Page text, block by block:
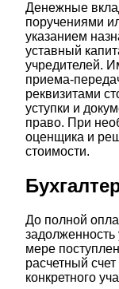
Денежные
поручениями
указанием
уставный
учредителей.
приема-
реквизитами
уступки и
право. При
оценщика и
стоимости.
До полной
мере
расчетный
конкретного